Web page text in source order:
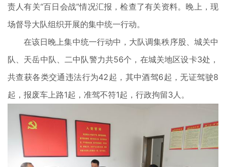
责人有关“百日会战”情况汇报，检查了有关资料。晚上，现
场督导大队组织开展的集中统一行动。
在该日晚上集中统一行动中，大队调集秩序股、城关中
队、天岳中队、二中队警力共56个，在城关地区设卡3处，
共查获各类交通违法行为42起，其中酒驾6起，无证驾驶8
起，报废车上路1起，准驾不符1起，行政拘留3人。